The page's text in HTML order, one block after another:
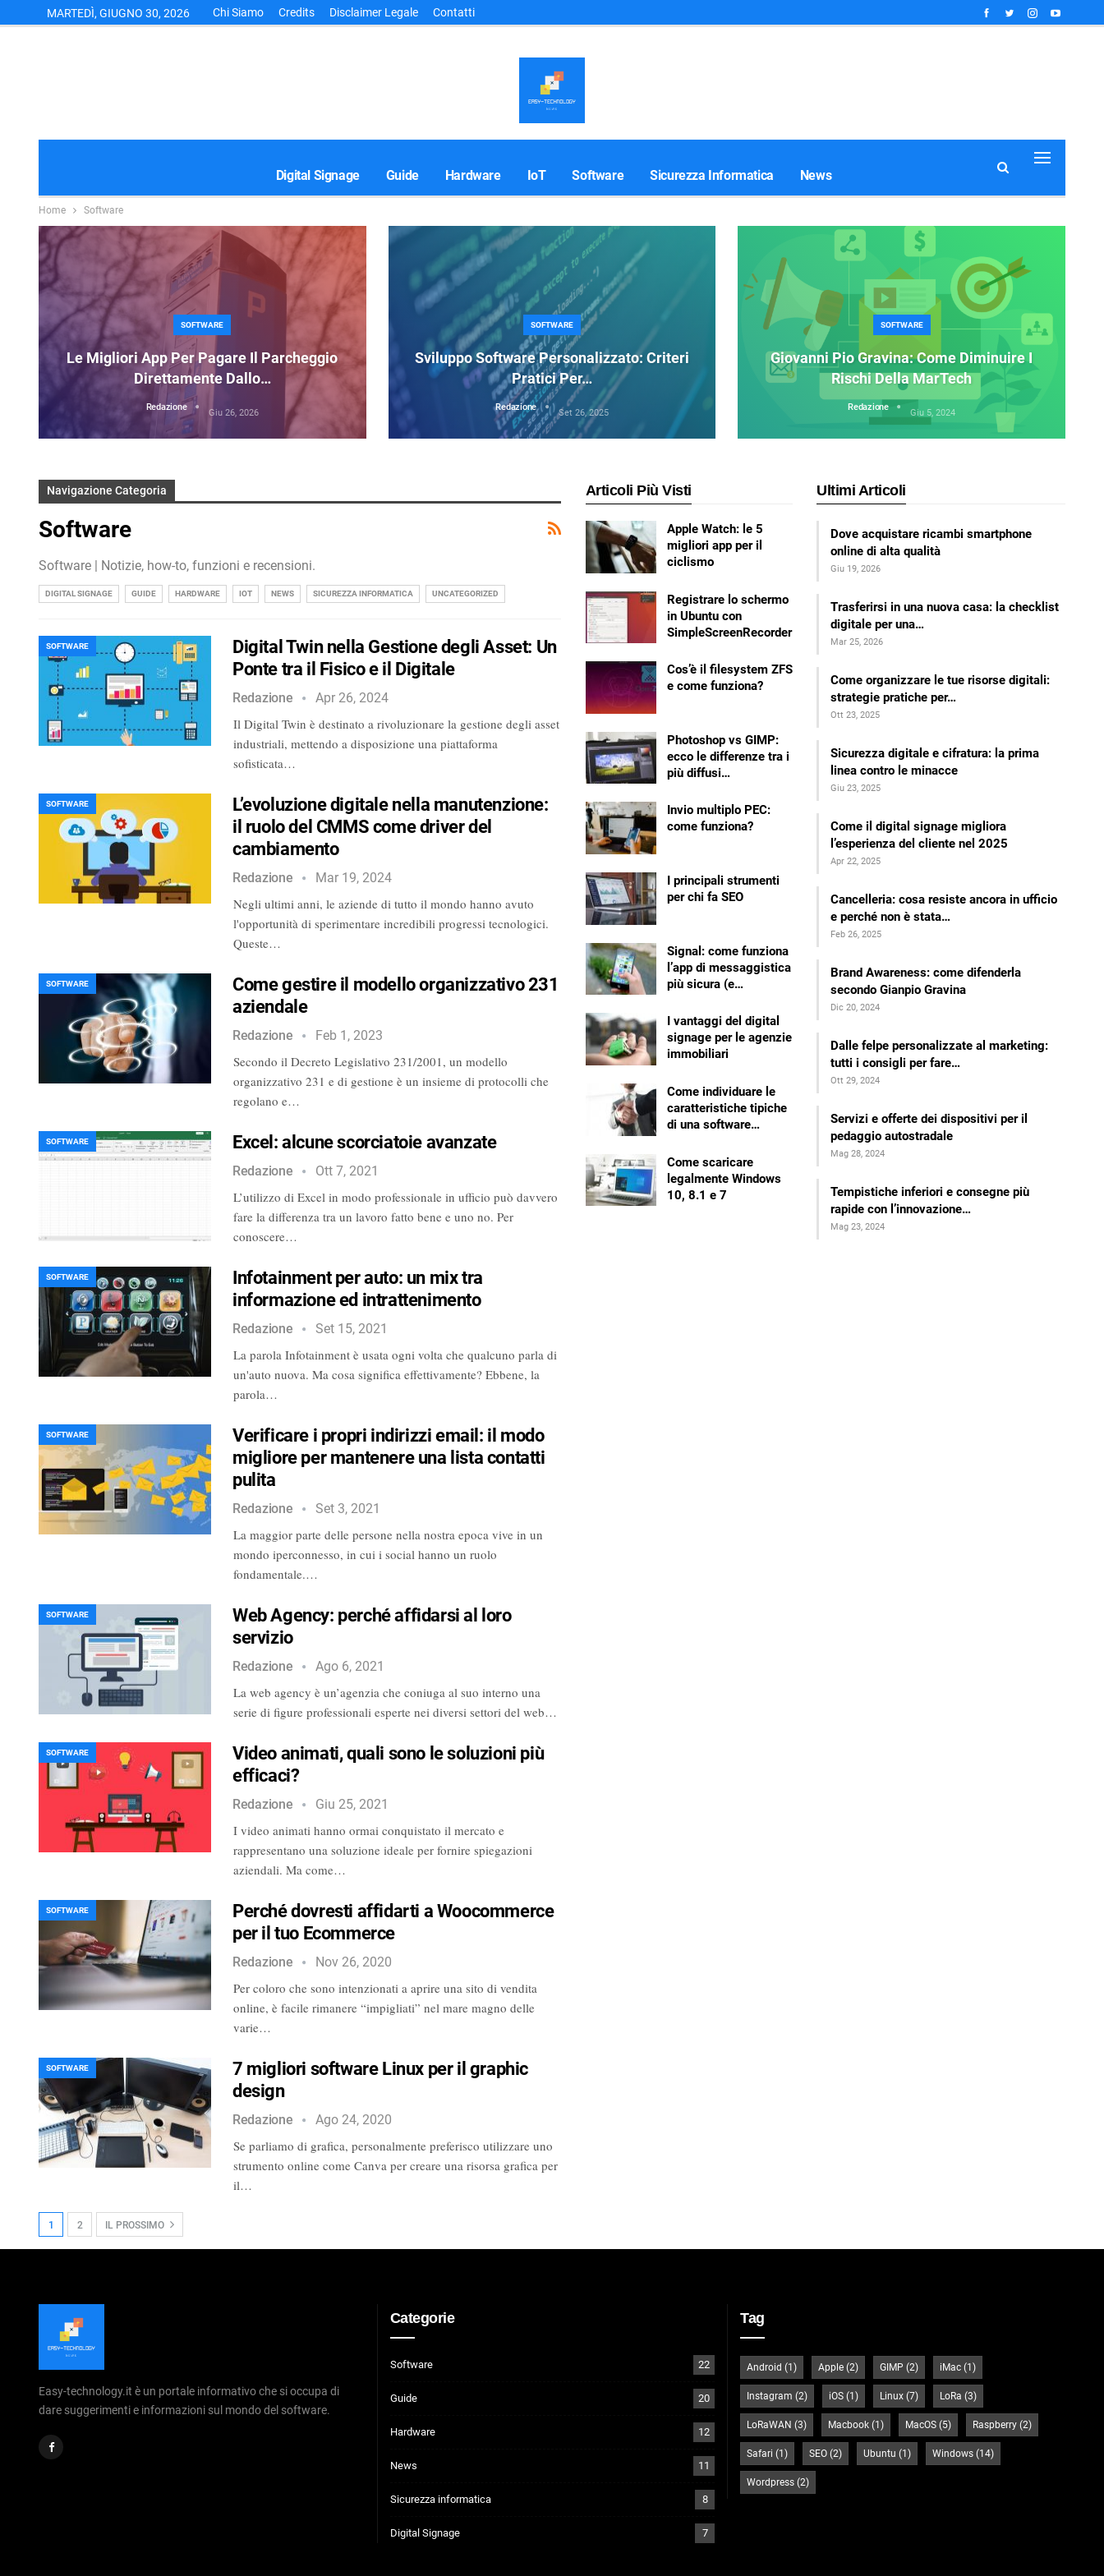
MARTEDÌ, GIUGNO 30, 2026 Chi Siamo Credits Disclaimer Legale Contatti
Digital Signage Guide Hardware IoT Software Sicurezza Informatica News
Home Software
SOFTWARE
Le Migliori App Per Pagare Il Parcheggio
Direttamente Dallo…
Redazione
Giu 26, 2026
SOFTWARE
Sviluppo Software Personalizzato: Criteri
Pratici Per…
Redazione
Set 26, 2025
SOFTWARE
Giovanni Pio Gravina: Come Diminuire I
Rischi Della MarTech
Redazione
Giu 5, 2024
Navigazione Categoria
Software
Software | Notizie, how-to, funzioni e recensioni.
DIGITAL SIGNAGE GUIDE HARDWARE IOT NEWS SICUREZZA INFORMATICA UNCATEGORIZED
SOFTWARE
Digital Twin nella Gestione degli Asset: Un
Ponte tra il Fisico e il Digitale
Redazione Apr 26, 2024
Il Digital Twin è destinato a rivoluzionare la gestione degli asset
industriali, mettendo a disposizione una piattaforma
sofisticata…
SOFTWARE
L’evoluzione digitale nella manutenzione:
il ruolo del CMMS come driver del
cambiamento
Redazione Mar 19, 2024
Negli ultimi anni, le aziende di tutto il mondo hanno avuto
l'opportunità di sperimentare incredibili progressi tecnologici.
Queste…
SOFTWARE
Come gestire il modello organizzativo 231
aziendale
Redazione Feb 1, 2023
Secondo il Decreto Legislativo 231/2001, un modello
organizzativo 231 e di gestione è un insieme di protocolli che
regolano e…
SOFTWARE Excel: alcune scorciatoie avanzate
Redazione Ott 7, 2021
L’utilizzo di Excel in modo professionale in ufficio può davvero
fare la differenza tra un lavoro fatto bene e uno no. Per
conoscere…
SOFTWARE
Infotainment per auto: un mix tra
informazione ed intrattenimento
Redazione Set 15, 2021
La parola Infotainment è usata ogni volta che qualcuno parla di
un'auto nuova. Ma cosa significa effettivamente? Ebbene, la
parola…
SOFTWARE
Verificare i propri indirizzi email: il modo
migliore per mantenere una lista contatti
pulita
Redazione Set 3, 2021
La maggior parte delle persone nella nostra epoca vive in un
mondo iperconnesso, in cui i social hanno un ruolo
fondamentale.…
SOFTWARE
Web Agency: perché affidarsi al loro
servizio
Redazione Ago 6, 2021
La web agency è un’agenzia che coniuga al suo interno una
serie di figure professionali esperte nei diversi settori del web…
SOFTWARE
Video animati, quali sono le soluzioni più
efficaci?
Redazione Giu 25, 2021
I video animati hanno ormai conquistato il mercato e
rappresentano una soluzione ideale per fornire spiegazioni
aziendali. Ma come…
SOFTWARE
Perché dovresti affidarti a Woocommerce
per il tuo Ecommerce
Redazione Nov 26, 2020
Per coloro che sono intenzionati a aprire una sito di vendita
online, è facile rimanere “impigliati” nel mare magno delle
varie…
SOFTWARE
7 migliori software Linux per il graphic
design
Redazione Ago 24, 2020
Se parliamo di grafica, personalmente preferisco utilizzare uno
strumento online come Canva per creare una risorsa grafica per
il…
1 2 IL PROSSIMO
Ultimi Articoli
Dove acquistare ricambi smartphone
online di alta qualità
Giu 19, 2026
Trasferirsi in una nuova casa: la checklist
digitale per una…
Mar 25, 2026
Come organizzare le tue risorse digitali:
strategie pratiche per…
Ott 23, 2025
Sicurezza digitale e cifratura: la prima
linea contro le minacce
Giu 23, 2025
Come il digital signage migliora
l’esperienza del cliente nel 2025
Apr 22, 2025
Cancelleria: cosa resiste ancora in ufficio
e perché non è stata…
Feb 26, 2025
Brand Awareness: come difenderla
secondo Gianpio Gravina
Dic 20, 2024
Dalle felpe personalizzate al marketing:
tutti i consigli per fare…
Ott 29, 2024
Servizi e offerte dei dispositivi per il
pedaggio autostradale
Mag 28, 2024
Tempistiche inferiori e consegne più
rapide con l’innovazione…
Mag 23, 2024
Articoli Più Visti
Apple Watch: le 5
migliori app per il
ciclismo
Registrare lo schermo
in Ubuntu con
SimpleScreenRecorder
Cos’è il filesystem ZFS
e come funziona?
Photoshop vs GIMP:
ecco le differenze tra i
più diffusi…
Invio multiplo PEC:
come funziona?
I principali strumenti
per chi fa SEO
Signal: come funziona
l’app di messaggistica
più sicura (e…
I vantaggi del digital
signage per le agenzie
immobiliari
Come individuare le
caratteristiche tipiche
di una software…
Come scaricare
legalmente Windows
10, 8.1 e 7
Easy-technology.it è un portale informativo che si occupa di
dare suggerimenti e informazioni sul mondo del software.
Categorie
Software 22
Guide 20
Hardware 12
News 11
Sicurezza informatica 8
Digital Signage 7
Tag
Android (1) Apple (2) GIMP (2) iMac (1)
Instagram (2) iOS (1) Linux (7) LoRa (3)
LoRaWAN (3) Macbook (1) MacOS (5) Raspberry (2)
Safari (1) SEO (2) Ubuntu (1) Windows (14)
Wordpress (2)